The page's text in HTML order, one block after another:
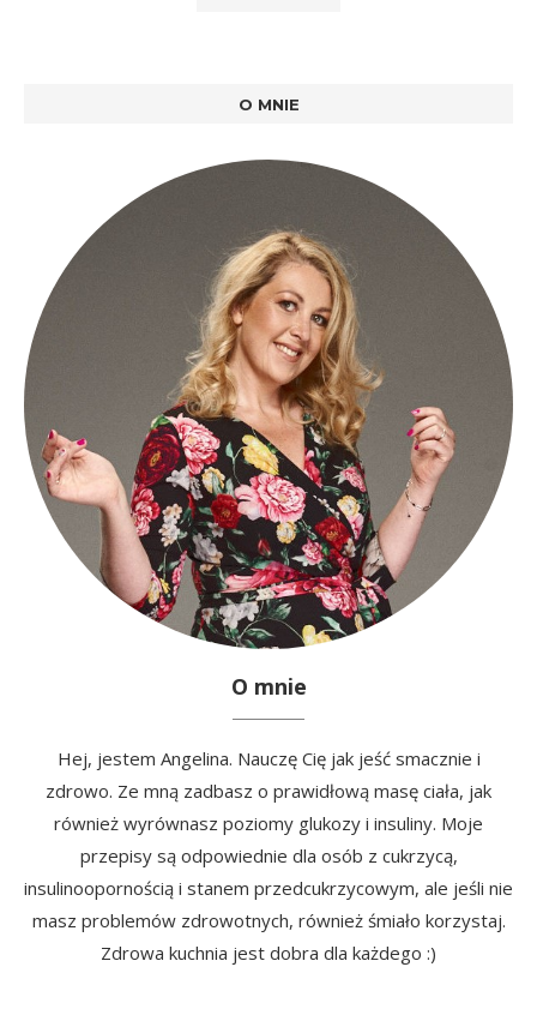
O MNIE
O mnie
Hej, jestem Angelina. Nauczę Cię jak jeść smacznie i
zdrowo. Ze mną zadbasz o prawidłową masę ciała, jak
również wyrównasz poziomy glukozy i insuliny. Moje
przepisy są odpowiednie dla osób z cukrzycą,
insulinoopornością i stanem przedcukrzycowym, ale jeśli nie
masz problemów zdrowotnych, również śmiało korzystaj.
Zdrowa kuchnia jest dobra dla każdego :)